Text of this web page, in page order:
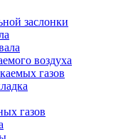
заслонки
воздуха
газов
газов